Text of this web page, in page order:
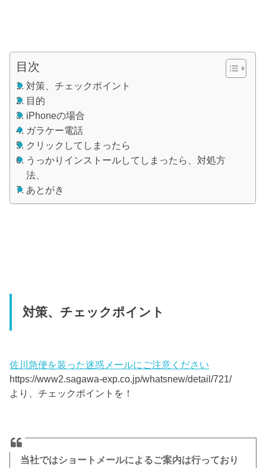
目次
対策、チェックポイント
目的
iPhoneの場合
ガラケー電話
クリックしてしまったら
うっかりインストールしてしまったら、対処方
法、
あとがき
対策、チェックポイント
佐川急便を装った迷惑メールにご注意ください
https://www2.sagawa-exp.co.jp/whatsnew/detail/721/
より、チェックポイントを！
当社ではショートメールによるご案内は行っており